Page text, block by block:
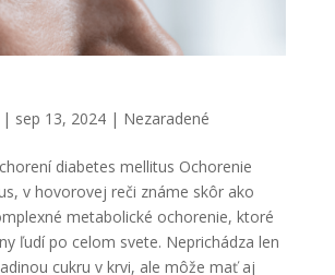
| sep 13, 2024| Nezaradené
diabetes mellitus Ochorenie
v hovorovej reči známe skôr ako
metabolické ochorenie, ktoré
ľudí po celom svete. Neprichádza len
cukru v krvi, ale môže mať aj